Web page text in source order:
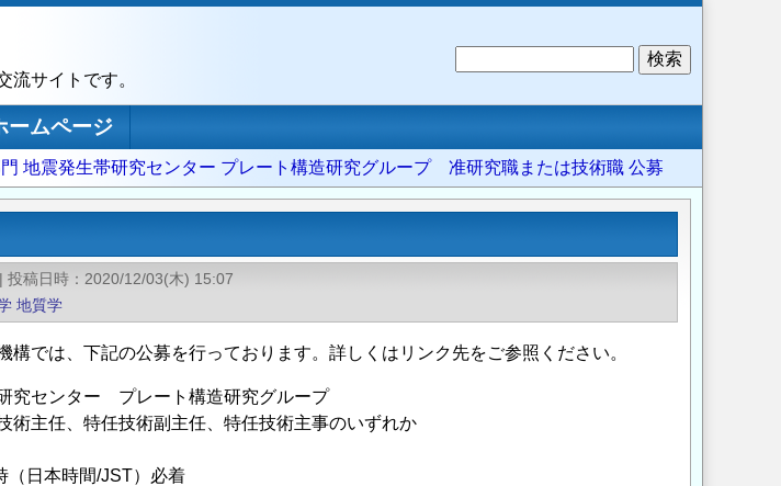
流サイトです。
ームページ
地震発生帯研究センター プレート構造研究グループ 准研究職または技術職 公募
| 投稿日時
2020/12/03(木) 15:07
地質学
構では、下記の公募を行っております。詳しくはリンク先をご参照ください。
究センター プレート構造研究グループ
術主任、特任技術副主任、特任技術主事のいずれか
日本時間/JST）必着